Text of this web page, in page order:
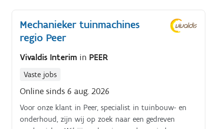
stapsgewijs het volledige productieproces en zo
worden ook doorgroeimogelijkheden gecreëerd,
richting heftruck/magazijnier of operator
(afdragen van plastiek, karton, afwegen van karren).
Uitvullen van kleding in kapzakken.
Mechanieker tuinmachines
regio Peer
Vivaldis Interim in PEER
Vaste jobs
Online sinds 6 aug. 2026
Voor onze klant in Peer, specialist in tuinbouw- en
onderhoud, zijn wij op zoek naar een gedreven